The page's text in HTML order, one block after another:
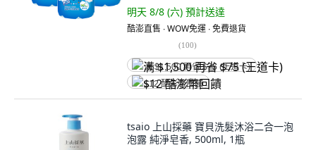
明天 8/8 (六) 預計送達
酷澎直售 ∙ WOW免運 ∙ 免費退貨
(100)
满 $1,500 再省 $75 (王道卡)
$12 酷澎幣回饋
tsaio 上山採藥 寶貝洗髮沐浴二合一泡
泡露 純淨皂香, 500ml, 1瓶